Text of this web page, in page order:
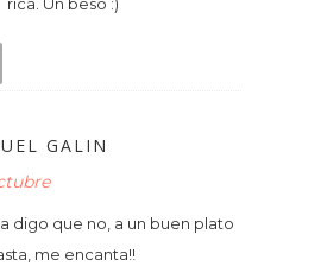
GALIN
digo que no, a un buen plato
me encanta!!